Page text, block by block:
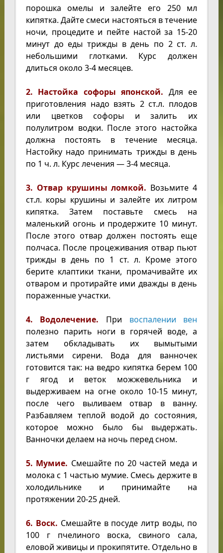
порошка омелы и залейте его 250 мл
кипятка. Дайте смеси настояться в течение
ночи, процедите и пейте настой за 15-20
минут до еды трижды в день по 2 ст. л.
небольшими глотками. Курс должен
длиться около 3-4 месяцев.
2. Настойка софоры японской. Для ее
приготовления надо взять 2 ст.л. плодов
или цветков софоры и залить их
полулитром водки. После этого настойка
должна постоять в течение месяца.
Настойку надо принимать трижды в день
по 1 ч. л. Курс лечения — 3-4 месяца.
3. Отвар крушины ломкой. Возьмите 4
ст.л. коры крушины и залейте их литром
кипятка. Затем поставьте смесь на
маленький огонь и продержите 10 минут.
После этого отвар должен постоять еще
полчаса. После процеживания отвар пьют
трижды в день по 1 ст. л. Кроме этого
берите клаптики ткани, промачивайте их
отваром и протирайте ими дважды в день
пораженные участки.
4. Водолечение. При воспалении вен
полезно парить ноги в горячей воде, а
затем обкладывать их вымытыми
листьями сирени. Вода для ванночек
готовится так: на ведро кипятка берем 100
г ягод и веток можжевельника и
выдерживаем на огне около 10-15 минут,
после чего выливаем отвар в ванну.
Разбавляем теплой водой до состояния,
которое можно было бы выдержать.
Ванночки делаем на ночь перед сном.
5. Мумие. Смешайте по 20 частей меда и
молока с 1 частью мумие. Смесь держите в
холодильнике и принимайте на
протяжении 20-25 дней.
6. Воск. Смешайте в посуде литр воды, по
100 г пчелиного воска, свиного сала,
еловой живицы и прокипятите. Отдельно в